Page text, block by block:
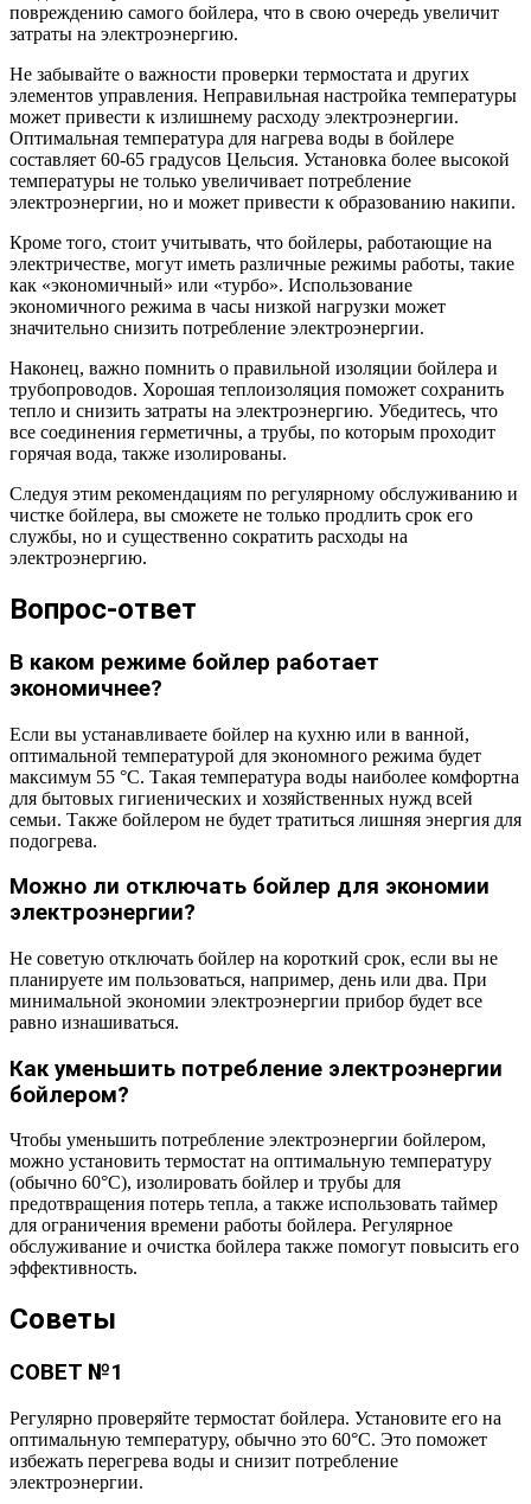
повреждению самого бойлера, что в свою очередь увеличит
затраты на электроэнергию.
Не забывайте о важности проверки термостата и других
элементов управления. Неправильная настройка температуры
может привести к излишнему расходу электроэнергии.
Оптимальная температура для нагрева воды в бойлере
составляет 60-65 градусов Цельсия. Установка более высокой
температуры не только увеличивает потребление
электроэнергии, но и может привести к образованию накипи.
Кроме того, стоит учитывать, что бойлеры, работающие на
электричестве, могут иметь различные режимы работы, такие
как «экономичный» или «турбо». Использование
экономичного режима в часы низкой нагрузки может
значительно снизить потребление электроэнергии.
Наконец, важно помнить о правильной изоляции бойлера и
трубопроводов. Хорошая теплоизоляция поможет сохранить
тепло и снизить затраты на электроэнергию. Убедитесь, что
все соединения герметичны, а трубы, по которым проходит
горячая вода, также изолированы.
Следуя этим рекомендациям по регулярному обслуживанию и
чистке бойлера, вы сможете не только продлить срок его
службы, но и существенно сократить расходы на
электроэнергию.
Вопрос-ответ
В каком режиме бойлер работает
экономичнее?
Если вы устанавливаете бойлер на кухню или в ванной,
оптимальной температурой для экономного режима будет
максимум 55 °C. Такая температура воды наиболее комфортна
для бытовых гигиенических и хозяйственных нужд всей
семьи. Также бойлером не будет тратиться лишняя энергия для
подогрева.
Можно ли отключать бойлер для экономии
электроэнергии?
Не советую отключать бойлер на короткий срок, если вы не
планируете им пользоваться, например, день или два. При
минимальной экономии электроэнергии прибор будет все
равно изнашиваться.
Как уменьшить потребление электроэнергии
бойлером?
Чтобы уменьшить потребление электроэнергии бойлером,
можно установить термостат на оптимальную температуру
(обычно 60°C), изолировать бойлер и трубы для
предотвращения потерь тепла, а также использовать таймер
для ограничения времени работы бойлера. Регулярное
обслуживание и очистка бойлера также помогут повысить его
эффективность.
Советы
СОВЕТ №1
Регулярно проверяйте термостат бойлера. Установите его на
оптимальную температуру, обычно это 60°C. Это поможет
избежать перегрева воды и снизит потребление
электроэнергии.